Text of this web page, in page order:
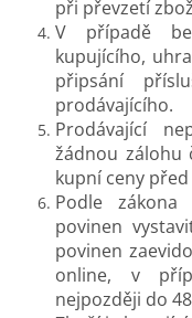
při převzetí
V případě
kupujícího,
připsání
prodávajícího.
Prodávající
žádnou zálohu
kupní ceny
Podle
povinen
povinen
online, v
nejpozději do